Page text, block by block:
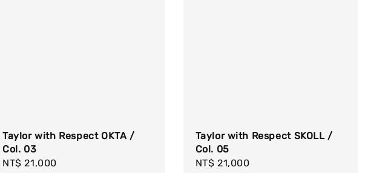
Taylor with Respect OKTA /
Col. 03
Regular
NT$ 21,000
Taylor with Respect SKOLL /
Col. 05
Regular
NT$ 21,000